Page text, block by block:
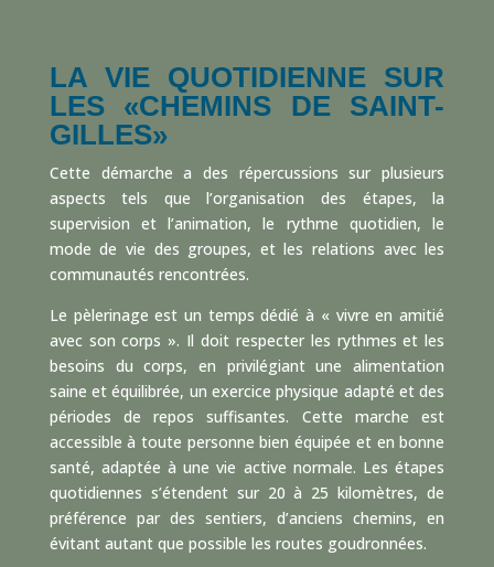
LA VIE QUOTIDIENNE SUR
LES «CHEMINS DE SAINT-
GILLES»
Cette démarche a des répercussions sur plusieurs
aspects tels que l’organisation des étapes, la
supervision et l’animation, le rythme quotidien, le
mode de vie des groupes, et les relations avec les
communautés rencontrées.
Le pèlerinage est un temps dédié à « vivre en amitié
avec son corps ». Il doit respecter les rythmes et les
besoins du corps, en privilégiant une alimentation
saine et équilibrée, un exercice physique adapté et des
périodes de repos suffisantes. Cette marche est
accessible à toute personne bien équipée et en bonne
santé, adaptée à une vie active normale. Les étapes
quotidiennes s’étendent sur 20 à 25 kilomètres, de
préférence par des sentiers, d’anciens chemins, en
évitant autant que possible les routes goudronnées.